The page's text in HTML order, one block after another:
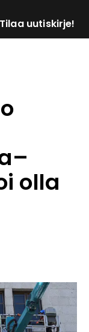
Tilaa uutiskirje!
olla